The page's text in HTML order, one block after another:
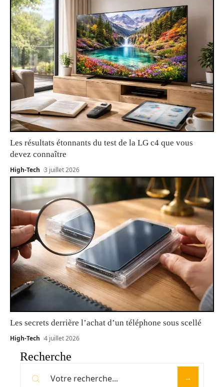
Les résultats étonnants du test de la LG c4 que vous
devez connaître
High-Tech 3 juillet 2026
Les secrets derrière l’achat d’un téléphone sous scellé
High-Tech 4 juillet 2026
Recherche